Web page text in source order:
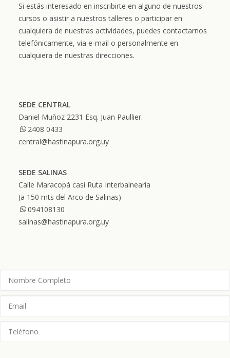
Si estás interesado en inscribirte en alguno de nuestros
cursos o asistir a nuestros talleres o participar en
cualquiera de nuestras actividades, puedes contactarnos
telefónicamente, via e-mail o personalmente en
cualquiera de nuestras direcciones.
SEDE CENTRAL
Daniel Muñoz 2231 Esq. Juan Paullier.
2408 0433
central@hastinapura.org.uy
SEDE SALINAS
Calle Maracopá casi Ruta Interbalnearia
(a 150 mts del Arco de Salinas)
094108130
salinas@hastinapura.org.uy